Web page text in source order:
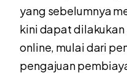
yang sebelumnya
kini dapat dilakukan
online, mulai dari
pengajuan